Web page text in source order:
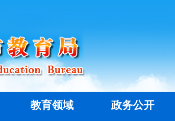
教育领域 政务公开